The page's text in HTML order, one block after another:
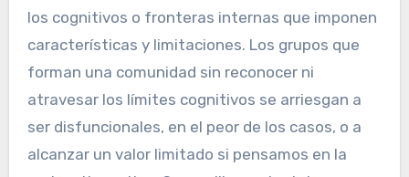
los cognitivos o fronteras internas que imponen
características y limitaciones. Los grupos que
forman una comunidad sin reconocer ni
atravesar los límites cognitivos se arriesgan a
ser disfuncionales, en el peor de los casos, o a
alcanzar un valor limitado si pensamos en la